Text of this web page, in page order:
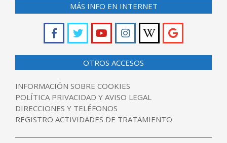
MÁS INFO EN INTERNET
OTROS ACCESOS
INFORMACIÓN SOBRE COOKIES
POLÍTICA PRIVACIDAD Y AVISO LEGAL
DIRECCIONES Y TELÉFONOS
REGISTRO ACTIVIDADES DE TRATAMIENTO